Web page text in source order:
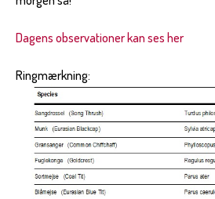
Dagens observationer kan ses her
Ringmærkning: